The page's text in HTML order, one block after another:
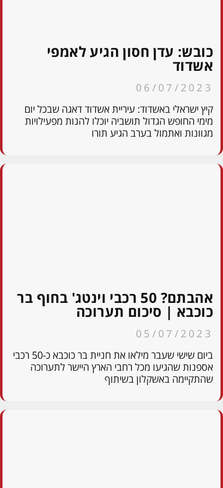
כובש: עדן חסון הגיע לאמפי
אשדוד
06/07/2023
קיץ ישראלי באשדוד: עיריית אשדוד דאגה שבכל יום
מימי החופש הגדול תושביה יוכלו להנות מפעילויות
מגוונות ואתמול בערב הגיע תורו
אהבתם? 50 רכבי וינטג' בחוף בר
כוכבא | סיכום תערוכה
05/07/2023
ביום שישי שעבר מילאו את חניית בר כוכבא כ-50 רכבי
אספנות שהגיעו מכל רחבי הארץ היישר לתערוכה
שהתקיימה באשקלון בשיתוף